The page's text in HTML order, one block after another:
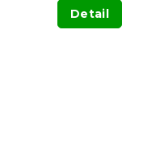
Detail